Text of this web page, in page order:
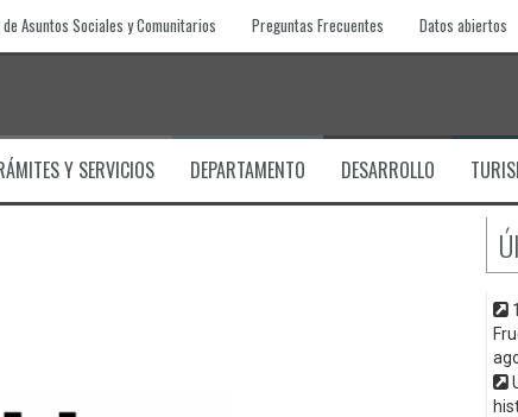
Asuntos Sociales y Comunitarios Preguntas Frecuentes Datos abiertos
Y SERVICIOS DEPARTAMENTO DESARROLLO